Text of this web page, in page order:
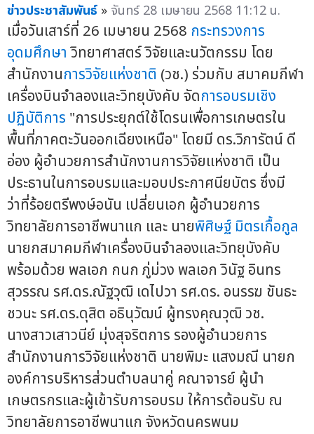
ข่าวประชาสัมพันธ์ » จันทร์ 28 เมษายน 2568 11:12 น.
เมื่อวันเสาร์ที่ 26 เมษายน 2568 กระทรวงการ
อุดมศึกษาวิทยาศาสตร์ วิจัยและนวัตกรรม โดย
สำนักงานการวิจัยแห่งชาติ (วช.) ร่วมกับ สมาคมกีฬา
เครื่องบินจำลองและวิทยุบังคับ จัดการอบรมเชิง
ปฏิบัติการ "การประยุกต์ใช้โดรนเพื่อการเกษตรใน
พื้นที่ภาคตะวันออกเฉียงเหนือ" โดยมี ดร.วิภารัตน์ ดี
อ่อง ผู้อำนวยการสำนักงานการวิจัยแห่งชาติ เป็น
ประธานในการอบรมและมอบประกาศนียบัตร ซึ่งมี
ว่าที่ร้อยตรีพงษ์อนัน เปลี่ยนเอก ผู้อำนวยการ
วิทยาลัยการอาชีพนาแก และ นายพิศิษฐ์ มิตรเกื้อกูล
นายกสมาคมกีฬาเครื่องบินจำลองและวิทยุบังคับ
พร้อมด้วย พลเอก กนก ภู่ม่วง พลเอก วินัฐ อินทร
สุวรรณ รศ.ดร.ณัฐวุฒิ เดไปวา รศ.ดร. อนรรฆ ขันธะ
ชวนะ รศ.ดร.ดุสิต อธินุวัฒน์ ผู้ทรงคุณวุฒิ วช.
นางสาวเสาวนีย์ มุ่งสุจริตการ รองผู้อำนวยการ
สำนักงานการวิจัยแห่งชาติ นายพิมะ แสงมณี นายก
องค์การบริหารส่วนตำบลนาคู่ คณาจารย์ ผู้นำ
เกษตรกรและผู้เข้ารับการอบรม ให้การต้อนรับ ณ
วิทยาลัยการอาชีพนาแก จังหวัดนครพนม